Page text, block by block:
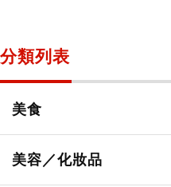
分類列表
美食
所有
美容／化妝品